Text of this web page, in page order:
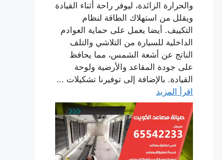
والحرارة الزائدة، ليوفر راحة أثناء القيادة
ويقلل من استهلاك الطاقة لنظام
التكييف. أيضا يعمل على حماية العوادم
الداخلية للسيارة من التلاشي والتلف
الناتج عن أشعة الشمس، مما يحافظ
على جودة المقاعد والأرضية ولوحة
القيادة. بالإضافة إلى توفيرنا تشكيلات ...
اقرأ المزيد